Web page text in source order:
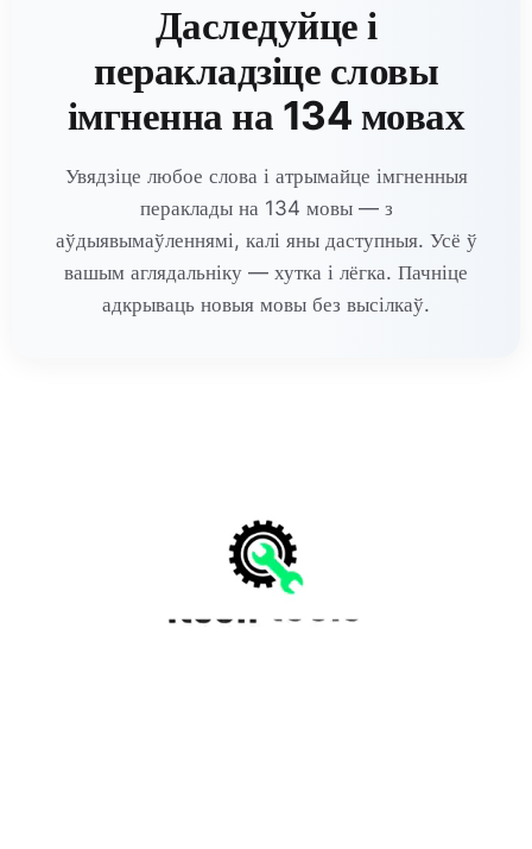
Даследуйце і
перакладзіце словы
імгненна на 134 мовах
Увядзіце любое слова і атрымайце імгненныя
пераклады на 134 мовы — з
аўдыявымаўленнямі, калі яны даступныя. Усё ў
вашым аглядальніку — хутка і лёгка. Пачніце
адкрываць новыя мовы без высілкаў.